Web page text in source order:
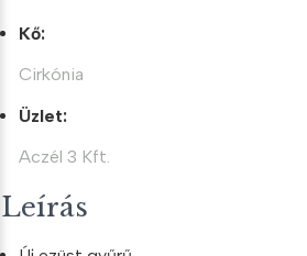
Kő:
Cirkónia
Üzlet:
Aczél 3 Kft.
Leírás